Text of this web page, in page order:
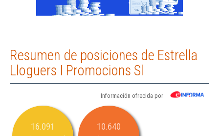
Resumen de posiciones de Estrella
Lloguers I Promocions Sl
Información ofrecida por
16.091 10.640